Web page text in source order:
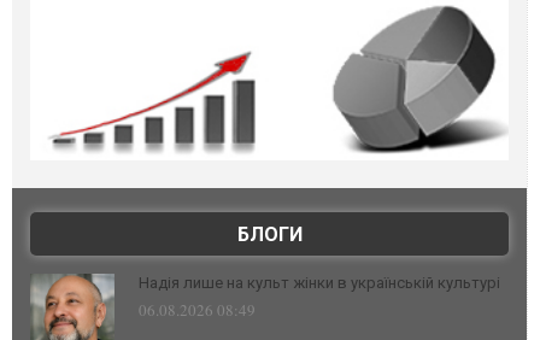
БЛОГИ
Надія лише на культ жінки в українській культурі
06.08.2026 08:49